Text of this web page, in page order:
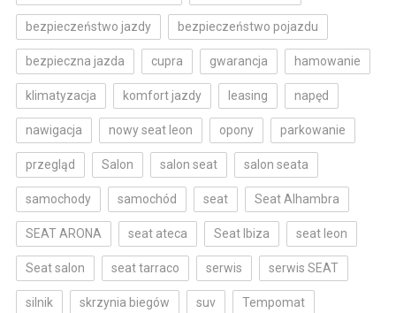
bezpieczeństwo jazdy bezpieczeństwo pojazdu
bezpieczna jazda cupra gwarancja hamowanie
klimatyzacja komfort jazdy leasing napęd
nawigacja nowy seat leon opony parkowanie
przegląd Salon salon seat salon seata
samochody samochód seat Seat Alhambra
SEAT ARONA seat ateca Seat Ibiza seat leon
Seat salon seat tarraco serwis serwis SEAT
silnik skrzynia biegów suv Tempomat